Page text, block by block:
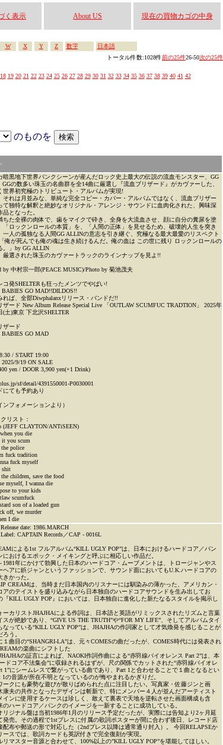
く表示 About US 現在の買物カゴの中身
W X Y Z 数字
日本語
トータル件数:1028件前の25件26-50次の25件
18 19 20 21 22 23 24 25 26 27 28 29 30 31 32 33 34 35 36 37 38 39 40 41 42
のものを
暗黒地下世界パンクシーンが産んだロック史上最大の伝説の流血モンスター、GG
GGの数多い珠玉の名曲群を全14曲に厳選し『流血ブリザード』がカヴァーした、
世界初究極のトリビュート・アルバムが実現!
それは月並みな、単純な完全コピー・カバー・アルバムではなく、流血ブリザー
て独特な解釈と絶妙なオリジナル・アレンジ・サウンドに血肉化された、興味深
品となった。
ちた全裸の肉体で、歯をマイクで砕き、全身を大流血させ、顔に自分の糞尿を塗
「ロックンロールの本質」を、「人間の正体」を見せるため、破壊的人生を突き
一人の孤独なる人間GG ALLINの意志を引き継ぐ、究極なる最大最愛のリスペクト
俺が死んでも俺の魂は生き続けるんだ。俺の血は この世に残り ロックンロールの
。」by GG ALLIN
厳選された珠玉のカヴァートラックのラインナップを見よ!!
by 中村宗一郎(PEACE MUSIC)/Photo by 菊池茂夫
コ発SHELTERも狂ったメンツでやばい!
BABIES GO MAD!!DILDOS!!
れば、全部Diwphalanxリリース・バンドだ!!
ザード New Album Release Special Live 「OUTLAW SCUMFUC TRADTION」 2025年
(土)東京 下北沢SHELTER
ザード
BABIES GO MAD
/ START 19:00
9/19 ON SALE
yen / DOOR 3,900 yen(+1 Drink)
sf/detail/4391550001-P0030001
にても予約あり
ンフォメーションより）
リスト：
CLAYTON/ANTiSEEN)
you die
you scum
police
fuck tradition
fuck myself
children, save the food
myself, I wanna die
to your kids
scumfuck
son of a loaded gun
off, we murder
I die
date: 1986.MARCH
CAPTAIN Records／CAP - 0016L
による1st フルアルバム“KILL UGLY POP”は、日本におけるハードコア／パン
におけるエポック・メイキングと呼ぶに相応しい作品だ。
1981年にかけて勃興した日本のハードコア・ムーブメントは、トロージャンやス
ヘアに鋲ジャンというファッションで、サウンド面においてもU.K.ハードコアの
きかった。
CREAMは、当時まだ日本国内のリスナーには馴染みの薄かった、アメリカン・
アのテイストを盛り込みながら日本独自のハードコアサウンドを生み出してお
『KILL UGLY POP』においては、日本独自に進化した新たなるスタイルを掲示し
ーカリストJHAJHAによる作詞は、日本語と英語がリミックスされたリズムと言葉
スが絶妙であり、“GIVE US THE TRUTH”や“FOR MY LIFE”、そしてアルバムタイ
なっている“KILL UGLY POP”は、JHAJHAの作詞家として才気煥発を感じることが
う。
１曲目の“SHANGRI-LA”は、元々COMESの曲だったが、COMES時代には発表され
の楽曲にシフトした
JHAJHAの証言によれば、NAOKI作詞作曲による“赤羽線バイオレンス Part 2”は、本
ドコア不法集会”に収録されるはずが、尺の関係でカットされた“赤羽線バイオレ
1”にシームレスで繋がっている曲であり、Part 1と合わせることで１曲となるとい
1の音源が所在不明となっているのが悔やまれるかぎりだ。
ークにも豪勢な遊びが散りばめられた点に注目したい。写真家・佐藤ジンと画
康夫の共作となったデザインは斬新で、特にメンバー４人が並んだアーティスト
インに使用するケースは珍しく、敢えて裏表で天地を逆転させた画面構成も含
のハードコア／パンクのイメージを一新することに成功している。
リジナル盤は当初1986年1月のリリース予定だったが、実際には告知より2ヶ月延
発売。その過程で1stプレスに付属の歌詞ポスターが間に合わず後日、レコード店
配布や郵送の形で対応した（2ndプレス以降は通常通り封入）。 今回RELAPSEか
ースでは、歌詞カードも英訳付きで完全復刻が実現。
リマスター音源と合わせて、100%以上の”KILL UGLY POP”を堪能してほしい。